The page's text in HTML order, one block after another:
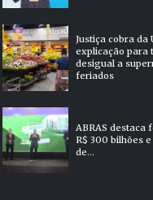
Justiça cobra da
explicação para
desigual a
feriados
ABRAS destaca
R$ 300 bilhões
de...